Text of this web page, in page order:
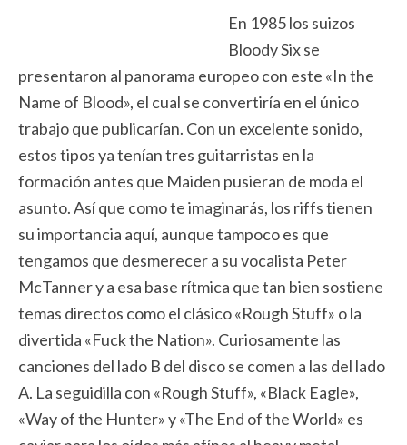
En 1985 los suizos
Bloody Six se
presentaron al panorama europeo con este «In the
Name of Blood», el cual se convertiría en el único
trabajo que publicarían. Con un excelente sonido,
estos tipos ya tenían tres guitarristas en la
formación antes que Maiden pusieran de moda el
asunto. Así que como te imaginarás, los riffs tienen
su importancia aquí, aunque tampoco es que
tengamos que desmerecer a su vocalista Peter
McTanner y a esa base rítmica que tan bien sostiene
temas directos como el clásico «Rough Stuff» o la
divertida «Fuck the Nation». Curiosamente las
canciones del lado B del disco se comen a las del lado
A. La seguidilla con «Rough Stuff», «Black Eagle»,
«Way of the Hunter» y «The End of the World» es